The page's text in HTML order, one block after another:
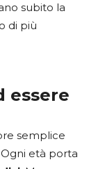
subito la
di più
essere
semplice
età porta